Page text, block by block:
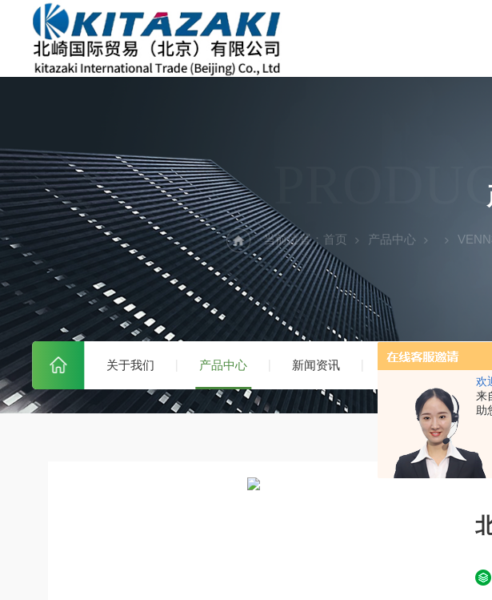
欢
来
助
关于我们 产品中心 新闻资讯 技术文章
当前位置： 首页 产品中心